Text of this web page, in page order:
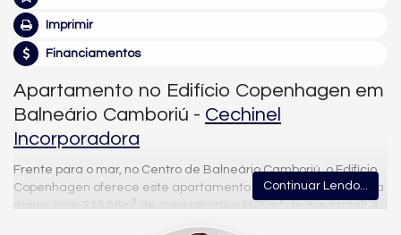
Imprimir
Financiamentos
Apartamento no Edifício Copenhagen em
Balneário Camboriú - Cechinel
Incorporadora
Frente para o mar, no Centro de Balneário Camboriú, o Edifício
Copenhagen oferece este apartamento mobiliado, pronto para
Continuar Lendo...